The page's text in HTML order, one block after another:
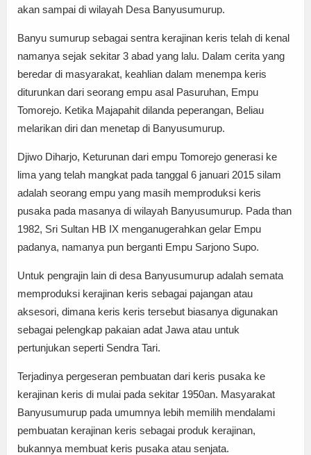
akan sampai di wilayah Desa Banyusumurup.
Banyu sumurup sebagai sentra kerajinan keris telah di kenal
namanya sejak sekitar 3 abad yang lalu. Dalam cerita yang
beredar di masyarakat, keahlian dalam menempa keris
diturunkan dari seorang empu asal Pasuruhan, Empu
Tomorejo. Ketika Majapahit dilanda peperangan, Beliau
melarikan diri dan menetap di Banyusumurup.
Djiwo Diharjo, Keturunan dari empu Tomorejo generasi ke
lima yang telah mangkat pada tanggal 6 januari 2015 silam
adalah seorang empu yang masih memproduksi keris
pusaka pada masanya di wilayah Banyusumurup. Pada than
1982, Sri Sultan HB IX menganugerahkan gelar Empu
padanya, namanya pun berganti Empu Sarjono Supo.
Untuk pengrajin lain di desa Banyusumurup adalah semata
memproduksi kerajinan keris sebagai pajangan atau
aksesori, dimana keris keris tersebut biasanya digunakan
sebagai pelengkap pakaian adat Jawa atau untuk
pertunjukan seperti Sendra Tari.
Terjadinya pergeseran pembuatan dari keris pusaka ke
kerajinan keris di mulai pada sekitar 1950an. Masyarakat
Banyusumurup pada umumnya lebih memilih mendalami
pembuatan kerajinan keris sebagai produk kerajinan,
bukannya membuat keris pusaka atau senjata.